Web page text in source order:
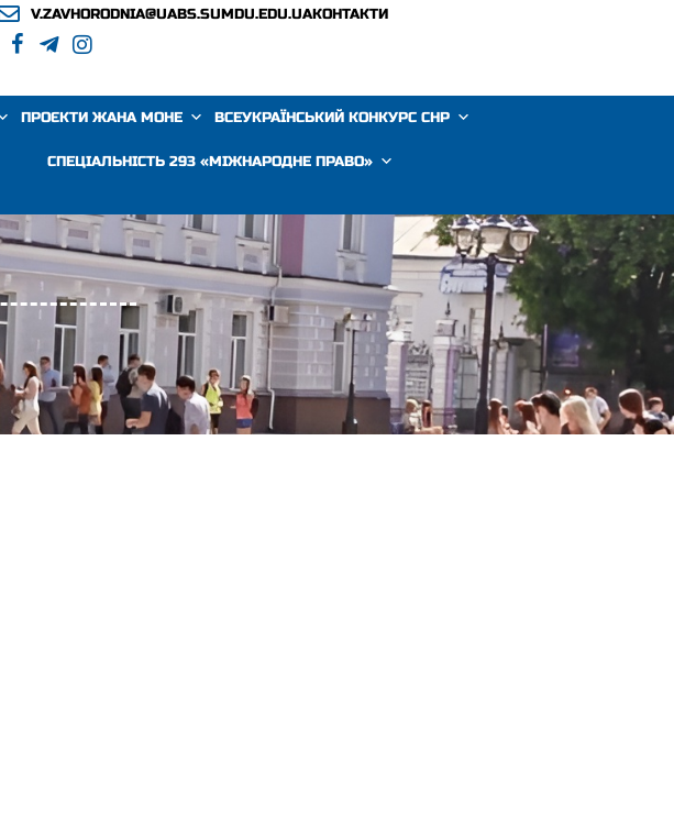
V.ZAVHORODNIA@UABS.SUMDU.EDU.UAКОНТАКТИ
ПРОЄКТИ ЖАНА МОНЕ ВСЕУКРАЇНСЬКИЙ КОНКУРС СНР
СПЕЦІАЛЬНІСТЬ 293 «МІЖНАРОДНЕ ПРАВО»